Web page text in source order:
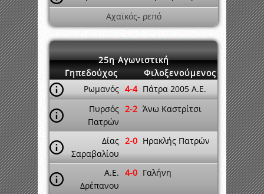
Αχαϊκός- ρεπό
25η Αγωνιστική
Γηπεδούχος
Φιλοξενούμενος
Ρωμανός 4-4 Πάτρα 2005 A.E.
Πυρσός
Πατρών
2-2 Άνω Καστρίτσι
Δίας
Σαραβαλίου
2-0 Ηρακλής Πατρών
A.E.
Δρέπανου
4-0 Γαλήνη